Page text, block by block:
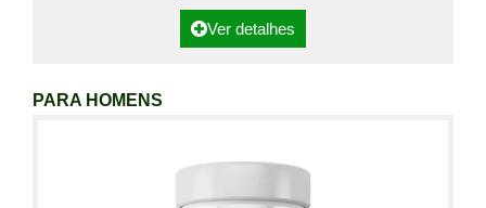
Ver detalhes
PARA HOMENS